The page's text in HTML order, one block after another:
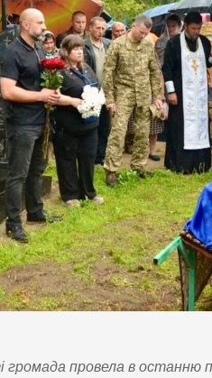
громада провела в останню